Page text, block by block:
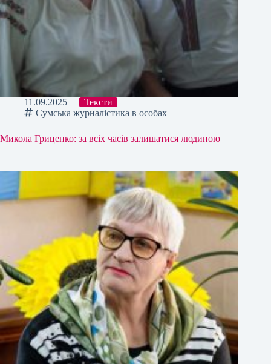
11.09.2025
Тексти
Сумська журналістика в особах
Микола Гриценко: за всіх часів залишатися людиною